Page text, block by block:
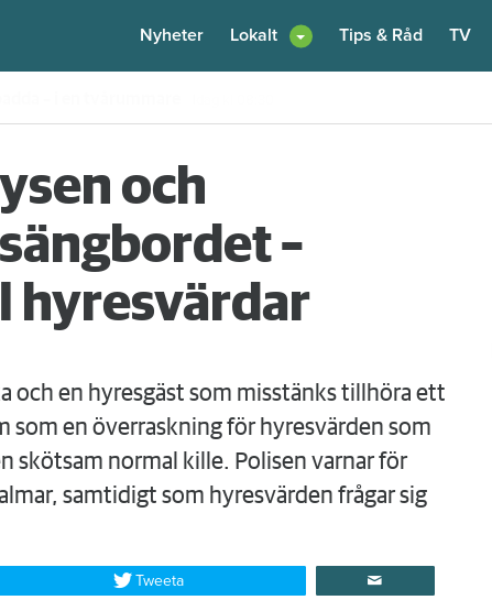
Nyheter Lokalt Tips & Råd TV
och
–
hyresvärdar
och en hyresgäst som misstänks tillhöra ett
en överraskning för hyresvärden som
skötsam normal kille. Polisen varnar för
samtidigt som hyresvärden frågar sig
Tweeta